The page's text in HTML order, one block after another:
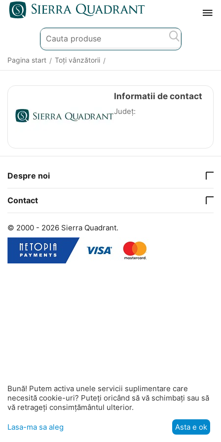
Pagina start / Toți vânzătorii /
Informatii de contact
Județ:
Despre noi
Contact
© 2000 - 2026 Sierra Quadrant.
Meniu Vânzător
Bună! Putem activa unele servicii suplimentare care
necesită cookie-uri? Puteți oricând să vă schimbați sau să
vă retrageți consimțământul ulterior.
Lasa-ma sa aleg Asta e ok